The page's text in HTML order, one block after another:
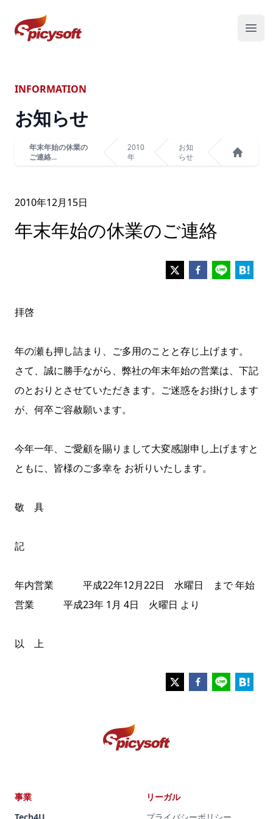
スパイシーソフト株式会社
メニ
INFORMATION
お知らせ
年末年始の休業の
ご連絡...
2010
年
お知
らせ
2010年12月15日
年末年始の休業のご連絡
拝啓
年の瀬も押し詰まり、ご多用のことと存じ上げます。
さて、誠に勝手ながら、弊社の年末年始の営業は、下記
のとおりとさせていただきます。ご迷惑をお掛けします
が、何卒ご容赦願います。
今年一年、ご愛顧を賜りまして大変感謝申し上げますと
ともに、皆様のご多幸を お祈りいたします。
敬 具
記
年内営業 平成22年12月22日 水曜日 まで 年始
営業 平成23年 1月 4日 火曜日 より
以 上
事業
リーガル